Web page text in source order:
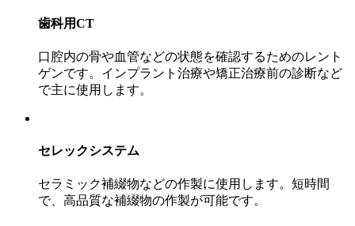
歯科用CT
口腔内の骨や血管などの状態を確認するためのレント
ゲンです。インプラント治療や矯正治療前の診断など
で主に使用します。
セレックシステム
セラミック補綴物などの作製に使用します。短時間
で、高品質な補綴物の作製が可能です。